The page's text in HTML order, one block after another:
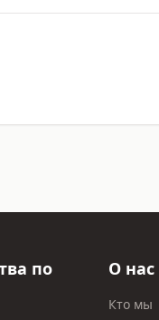
по
О нас
Кто мы